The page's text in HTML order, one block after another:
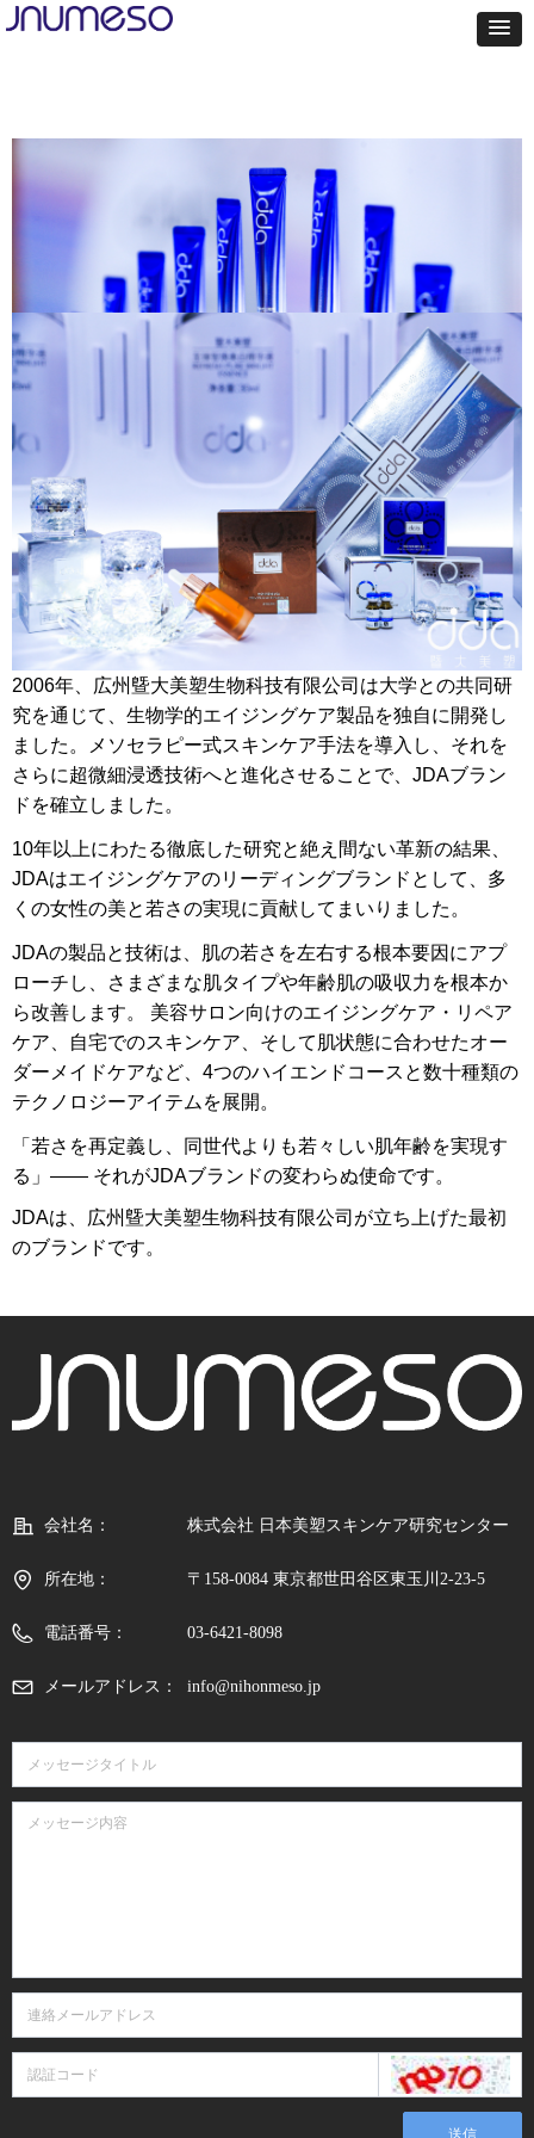
2006年、広州曁大美塑生物科技有限公司は大学との共同研
究を通じて、生物学的エイジングケア製品を独自に開発し
ました。メソセラピー式スキンケア手法を導入し、それを
さらに超微細浸透技術へと進化させることで、JDAブラン
ドを確立しました。
10年以上にわたる徹底した研究と絶え間ない革新の結果、
JDAはエイジングケアのリーディングブランドとして、多
くの女性の美と若さの実現に貢献してまいりました。
JDAの製品と技術は、肌の若さを左右する根本要因にアプ
ローチし、さまざまな肌タイプや年齢肌の吸収力を根本か
ら改善します。 美容サロン向けのエイジングケア・リペア
ケア、自宅でのスキンケア、そして肌状態に合わせたオー
ダーメイドケアなど、4つのハイエンドコースと数十種類の
テクノロジーアイテムを展開。
「若さを再定義し、同世代よりも若々しい肌年齢を実現す
る」―― それがJDAブランドの変わらぬ使命です。
JDAは、広州曁大美塑生物科技有限公司が立ち上げた最初
のブランドです。
送信
会社名： 株式会社 日本美塑スキンケア研究センター
所在地： 〒158-0084 東京都世田谷区東玉川2-23-5
電話番号： 03-6421-8098
メールアドレス： info@nihonmeso.jp